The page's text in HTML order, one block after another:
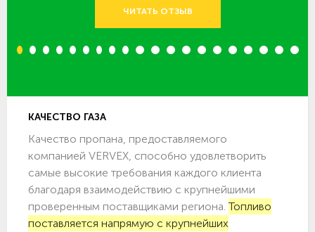
ЧИТАТЬ ОТЗЫВ
1 2 3 4 5 6 7 8 9 10 11 12 13 14 15 16 17 18 19 20
КАЧЕСТВО ГАЗА
Качество пропана, предоставляемого
компанией VERVEX, способно удовлетворить
самые высокие требования каждого клиента
благодаря взаимодействию с крупнейшими
проверенным поставщиками региона.Топливо
поставляется напрямую с крупнейших